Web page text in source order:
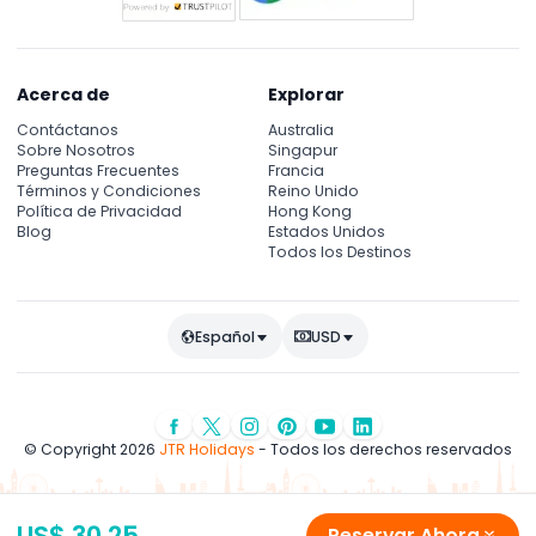
Acerca de
Contáctanos
Sobre Nosotros
Preguntas Frecuentes
Términos y Condiciones
Política de Privacidad
Blog
Explorar
Australia
Singapur
Francia
Reino Unido
Hong Kong
Estados Unidos
Todos los Destinos
Español USD
© Copyright 2026 JTR Holidays - Todos los derechos reservados